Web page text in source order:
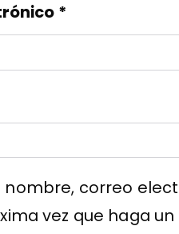
*
nombre, correo
vez que haga